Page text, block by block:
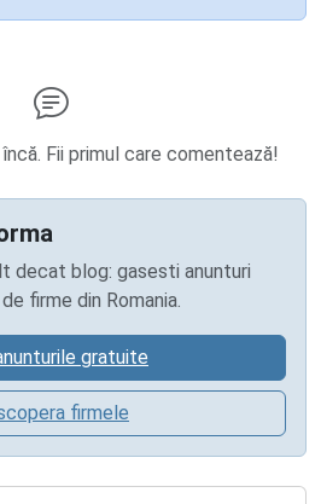
Fii primul care comentează!
decat blog: gasesti anunturi
firme din Romania.
gratuite
firmele